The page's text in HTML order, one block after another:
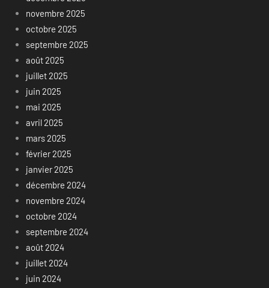
novembre 2025
octobre 2025
septembre 2025
août 2025
juillet 2025
juin 2025
mai 2025
avril 2025
mars 2025
février 2025
janvier 2025
décembre 2024
novembre 2024
octobre 2024
septembre 2024
août 2024
juillet 2024
juin 2024